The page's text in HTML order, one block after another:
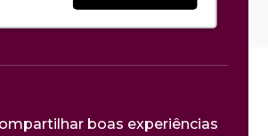
ofertas do momento.
boas experiências